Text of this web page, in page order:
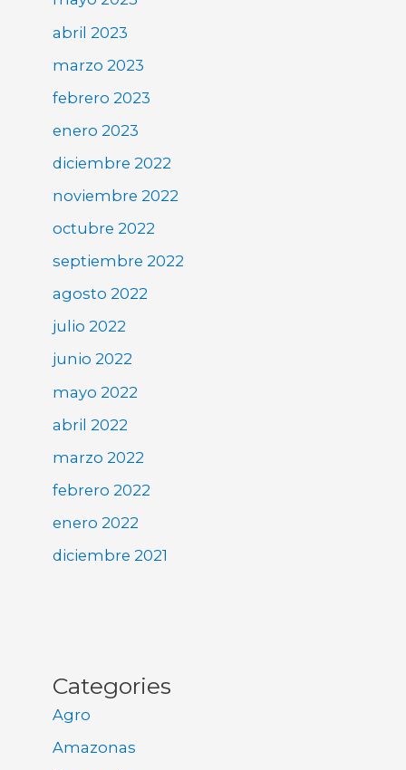
abril 2023
marzo 2023
febrero 2023
enero 2023
diciembre 2022
noviembre 2022
octubre 2022
septiembre 2022
agosto 2022
julio 2022
junio 2022
mayo 2022
abril 2022
marzo 2022
febrero 2022
enero 2022
diciembre 2021
Categories
Agro
Amazonas